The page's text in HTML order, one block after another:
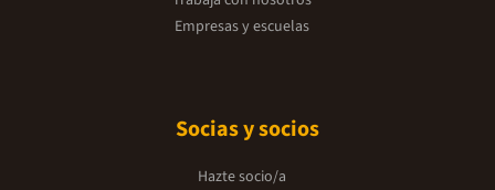
Empresas y escuelas
Socias y socios
Hazte socio/a